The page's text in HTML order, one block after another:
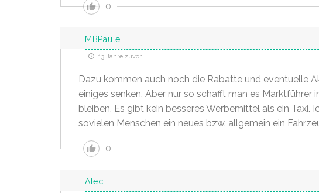
0
MBPaule
13 Jahre zuvor
Dazu kommen auch noch die Rabatte und eventuelle
einiges senken. Aber nur so schafft man es Marktführer
bleiben. Es gibt kein besseres Werbemittel als ein Taxi.
sovielen Menschen ein neues bzw. allgemein ein
0
Alec